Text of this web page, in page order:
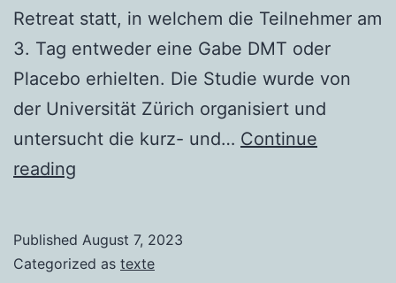
Retreat statt, in welchem die Teilnehmer am
3. Tag entweder eine Gabe DMT oder
Placebo erhielten. Die Studie wurde von
der Universität Zürich organisiert und
untersucht die kurz- und… Continue
reading
5.
Published August 7, 2023
Categorized as texte